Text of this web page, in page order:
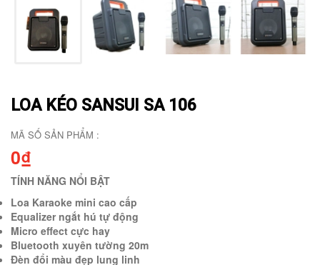
LOA KÉO SANSUI SA 106
MÃ SỐ SẢN PHẨM :
0₫
TÍNH NĂNG NỔI BẬT
Loa Karaoke mini cao cấp
Equalizer ngắt hú tự động
Micro effect cực hay
Bluetooth xuyên tường 20m
Đèn đổi màu đẹp lung linh